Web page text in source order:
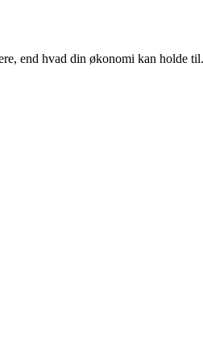
end hvad din økonomi kan holde